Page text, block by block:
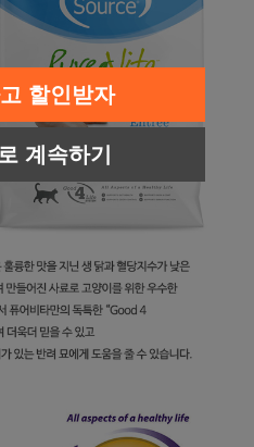
할인받자
계속하기